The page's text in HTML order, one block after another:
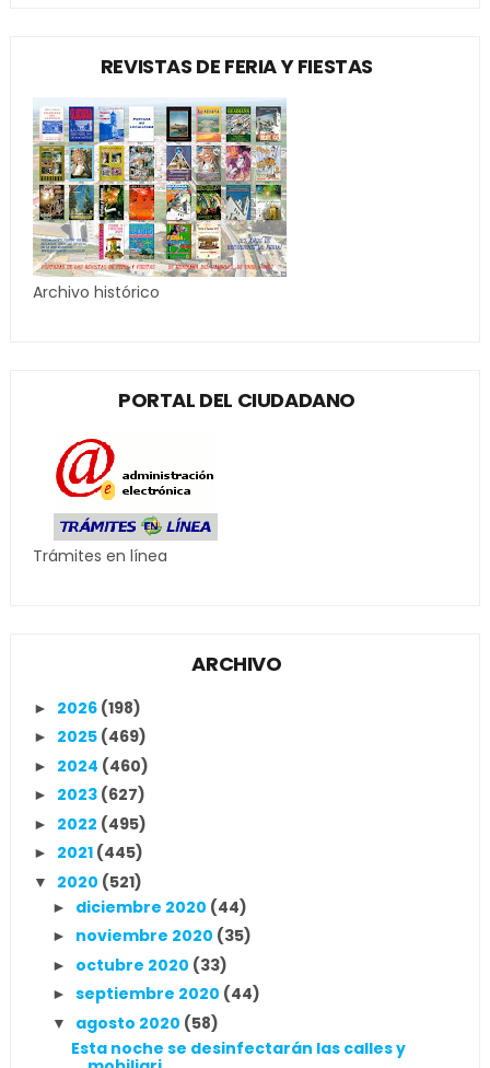
REVISTAS DE FERIA Y FIESTAS
Archivo histórico
PORTAL DEL CIUDADANO
Trámites en línea
ARCHIVO
► 2026 (198)
► 2025 (469)
► 2024 (460)
► 2023 (627)
► 2022 (495)
► 2021 (445)
▼ 2020 (521)
► diciembre 2020 (44)
► noviembre 2020 (35)
► octubre 2020 (33)
► septiembre 2020 (44)
▼ agosto 2020 (58)
Esta noche se desinfectarán las calles y